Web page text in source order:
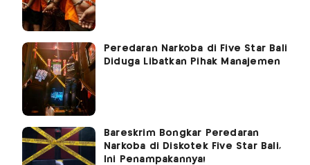
Peredaran Narkoba di Five Star Bali
Diduga Libatkan Pihak Manajemen
Bareskrim Bongkar Peredaran
Narkoba di Diskotek Five Star Bali,
Ini Penampakannya!